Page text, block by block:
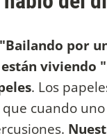
por
viviendo
. Los
cuando